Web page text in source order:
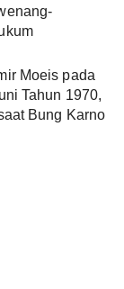
Moeis pada
Tahun 1970,
Bung Karno